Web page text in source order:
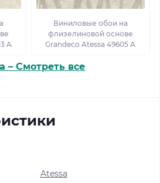
A
Виниловые обои на
флизелиновой основе
Grandeco Atessa 49605 A
– Смотреть все
Atessa